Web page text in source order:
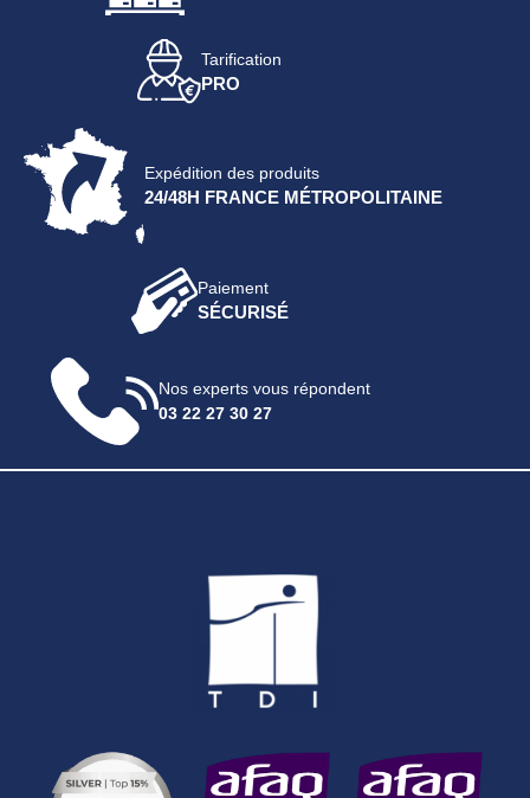
Tarification
PRO
Expédition des produits
24/48H FRANCE MÉTROPOLITAINE
Paiement
SÉCURISÉ
Nos experts vous répondent
03 22 27 30 27